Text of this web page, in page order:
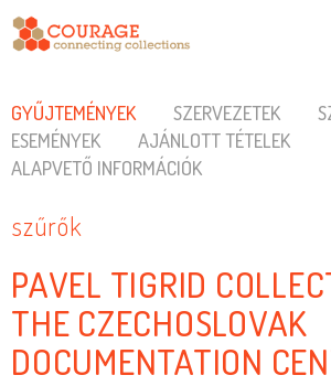
GYŰJTEMÉNYEK SZERVEZETEK
ESEMÉNYEK
AJÁNLOTT TÉTELEK
ALAPVETŐ INFORMÁCIÓK
szűrők
PAVEL TIGRID
THE CZECHOSLOVAK
DOCUMENTATION